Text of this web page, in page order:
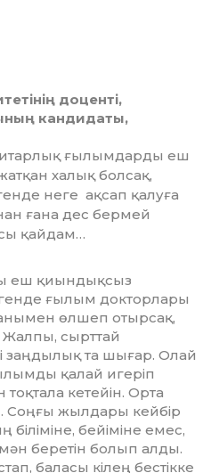
доценті,
кандидаты,
ғы­лым­дарды еш
халық болсақ,
неге ақсап қалуға
ғана дес бермей
қайдам…
еш қиын­дық­сыз
ғы­лым докторлары
өлшеп отырсақ,
Жалпы, сырттай
заңдылық та шығар. Олай
қалай игеріп
кетейін. Орта
Соңғы жылдары кейбір
бейіміне емес,
беретін болып алды.
баласы кілең бестікке